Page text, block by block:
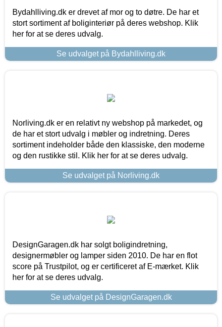
Bydahlliving.dk er drevet af mor og to døtre. De har et
stort sortiment af boliginteriør på deres webshop. Klik
her for at se deres udvalg.
Se udvalget på Bydahlliving.dk
Norliving.dk er en relativt ny webshop på markedet, og
de har et stort udvalg i møbler og indretning. Deres
sortiment indeholder både den klassiske, den moderne
og den rustikke stil. Klik her for at se deres udvalg.
Se udvalget på Norliving.dk
DesignGaragen.dk har solgt boligindretning,
designermøbler og lamper siden 2010. De har en flot
score på Trustpilot, og er certificeret af E-mærket. Klik
her for at se deres udvalg.
Se udvalget på DesignGaragen.dk